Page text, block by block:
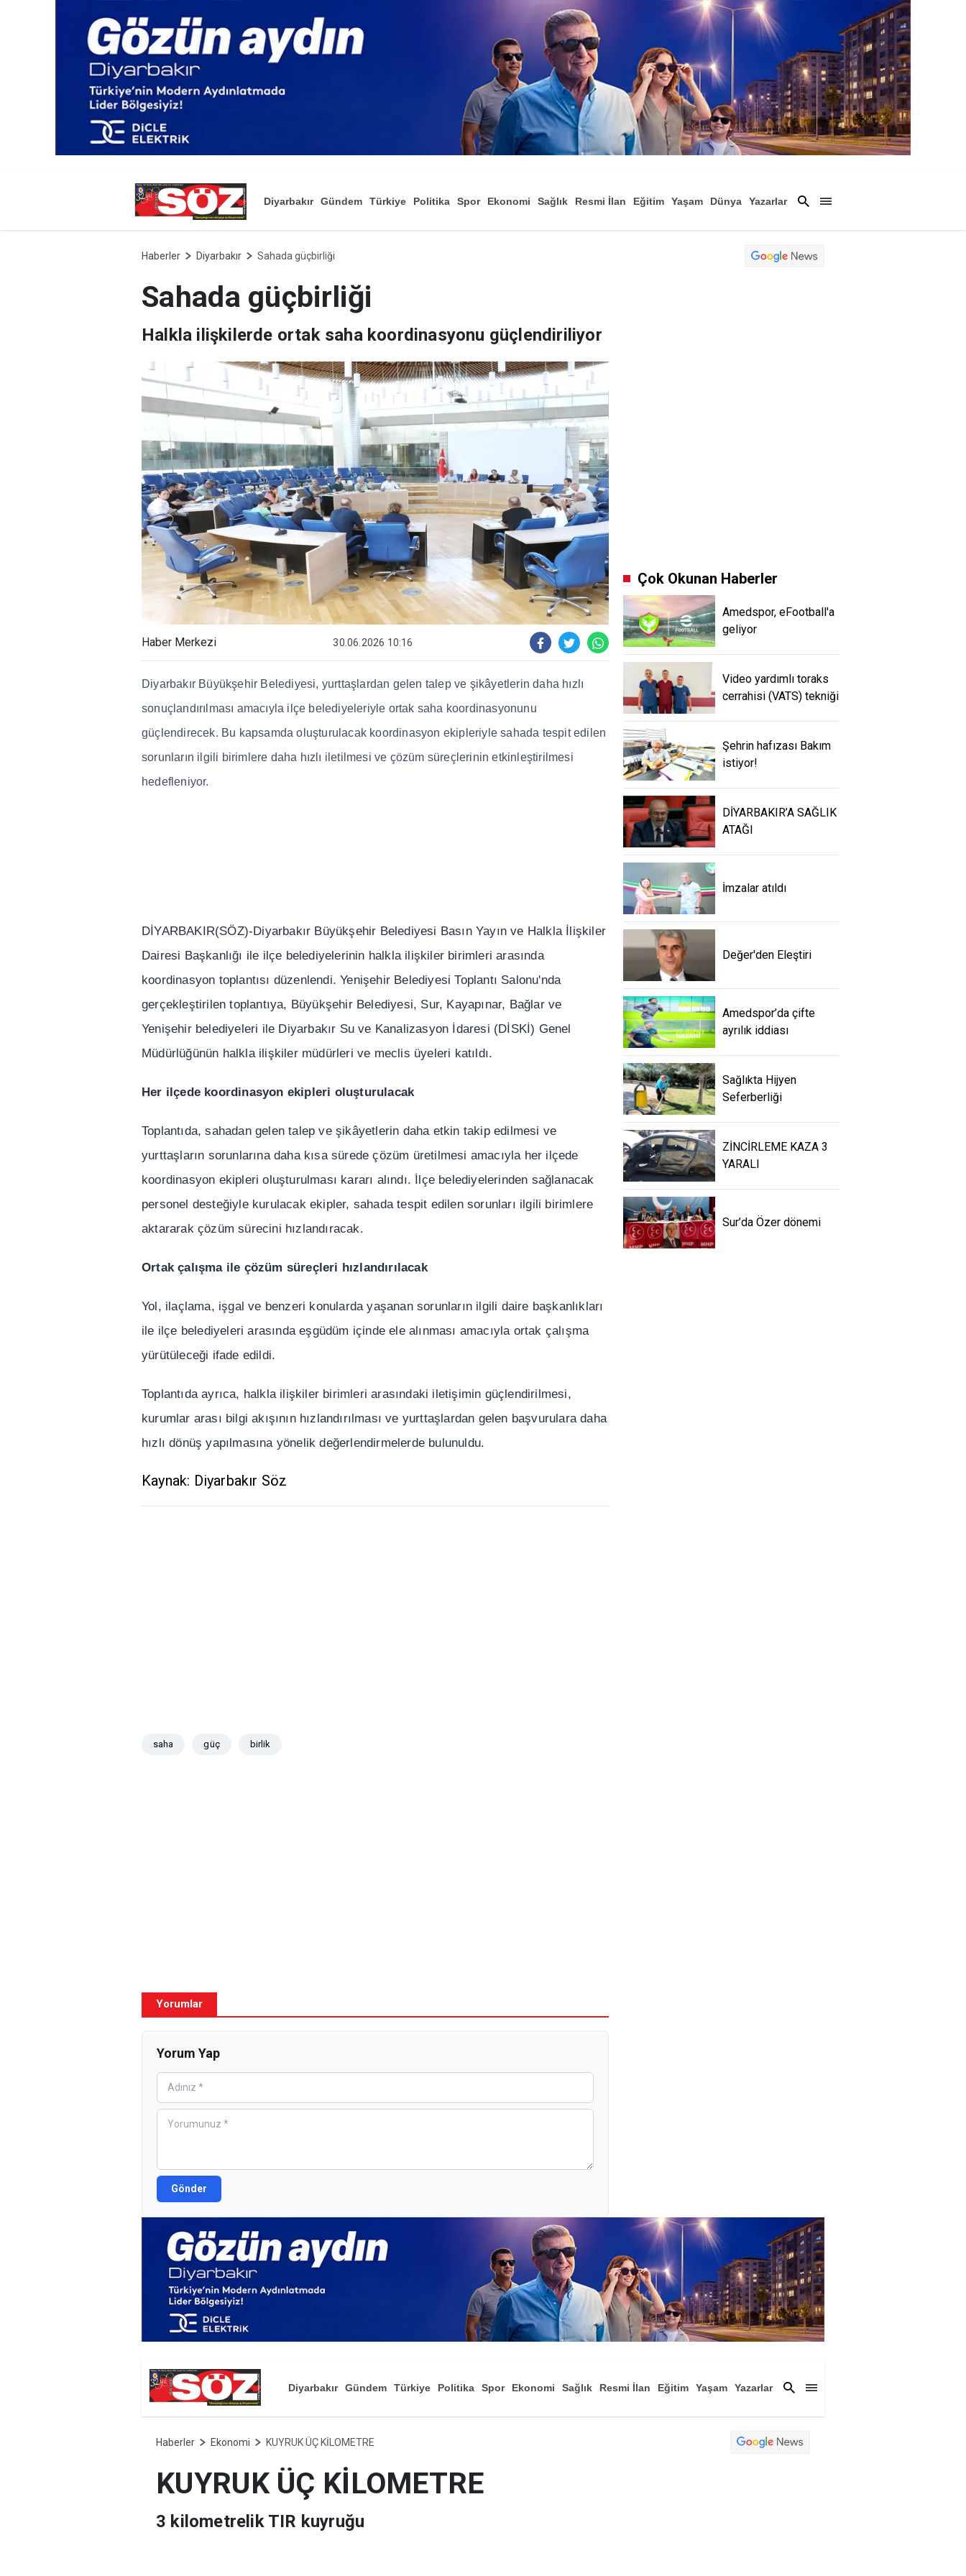
Diyarbakır Gündem Türkiye Politika Spor Ekonomi Sağlık Resmi İlan Eğitim Yaşam
Dünya
Yazarlar
Haberler Diyarbakır Sahada güçbirliği
Sahada güçbirliği
Halkla ilişkilerde ortak saha koordinasyonu güçlendiriliyor
Haber Merkezi 30.06.2026 10:16
Diyarbakır Büyükşehir Belediyesi, yurttaş lardan gelen talep ve şikâyetlerin daha hızl ı
sonuçlandırı lması amacıyla ilçe belediyeleriyle ortak saha koordinasyonunu
güçlendirecek. Bu kapsamda oluşturulacak koordinasyon ekipleriyle sahada tespit edilen
sorunların ilgili birimlere daha hızl ı iletilmesi ve çözüm süreçlerinin etkinleştirilmesi
hedefleniyor.
DİYARBAKIR(SÖZ)-Diyarbakır Büyükşehir Belediyesi Basın Yayın ve Halkla İlişkiler
Dairesi Başkanlığı ile ilçe belediyelerinin halkla ilişkiler birimleri arasında
koordinasyon toplantısı düzenlendi. Yenişehir Belediyesi Toplantı Salonu'nda
gerçekleştirilen toplantıya, Büyükşehir Belediyesi, Sur, Kayapınar, Bağlar ve
Yenişehir belediyeleri ile Diyarbakır Su ve Kanalizasyon İdaresi (DİSKİ) Genel
Müdürlüğünün halkla ilişkiler müdürleri ve meclis üyeleri katıldı.
Her ilçede koordinasyon ekipleri oluşturulacak
Toplantıda, sahadan gelen talep veşikâyetlerin daha etkin takip edilmesi ve
yurttaşların sorunlarına daha kısa sürede çözüm üretilmesi amacıyla her ilçede
koordinasyon ekipleri oluşturulması kararı alındı. İlçe belediyelerinden sağlanacak
personel desteğiyle kurulacak ekipler, sahada tespit edilen sorunları ilgili birimlere
aktararak çözüm sürecini hızlandıracak.
Ortak çalışma ile çözüm süreçleri hızlandırılacak
Yol, ilaçlama, işgal ve benzeri konularda yaşanan sorunların ilgili daire başkanlıkları
ile ilçe belediyeleri arasında eşgüdüm içinde ele alınması amacıyla ortak çalışma
yürütüleceği ifade edildi.
Toplantıda ayrıca, halkla ilişkiler birimleri arasındaki iletişimin güçlendirilmesi,
kurumlar arası bilgi akışının hızlandırılması ve yurttaşlardan gelen başvurulara daha
hızlı dönüş yapılmasına yönelik değerlendirmelerde bulunuldu.
Kaynak: Diyarbakır Söz
saha güç birlik
Yorumlar
Yorum Yap
Gönder
Çok Okunan Haberler
Amedspor, eFootball'a
geliyor
Video yardımlı toraks
cerrahisi (VATS) tekniği
Şehrin hafızası Bakım
istiyor!
DİYARBAKIR’A SAĞLIK
ATAĞI
İmzalar atıldı
Değer'den Eleştiri
Amedspor’da çifte
ayrılık iddiası
Sağlıkta Hijyen
Seferberliği
ZİNCİRLEME KAZA 3
YARALI
Sur’da Özer dönemi
Diyarbakır Gündem Türkiye Politika Spor Ekonomi Sağlık Resmi İlan Eğitim
Yaşam
Yazarlar
Haberler Ekonomi KUYRUK ÜÇ KİLOMETRE
KUYRUK ÜÇ KİLOMETRE
3 kilometrelik TIR kuyruğu